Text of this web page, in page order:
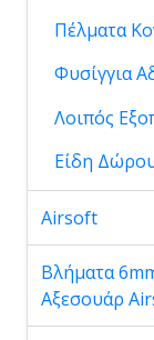
Πέλματα
Φυσίγγια
Λοιπός
Είδη
Airsoft
Βλήματα
Αξεσουάρ